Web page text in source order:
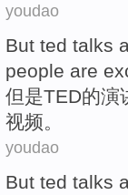
youdao
But ted talks
people are
但是TED的演
视频。
youdao
But ted talks